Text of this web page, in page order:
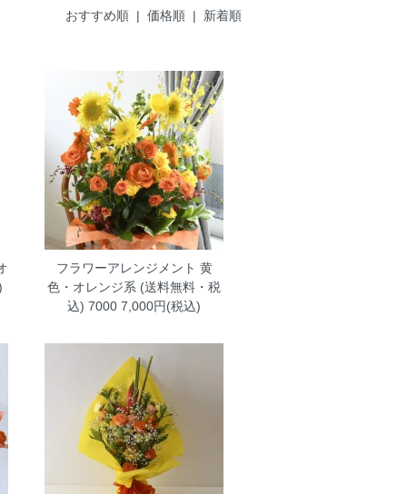
おすすめ順 | 価格順 | 新着順
フラワーアレンジメント 黄
色・オレンジ系 (送料無料・税
込) 7000 7,000円(税込)